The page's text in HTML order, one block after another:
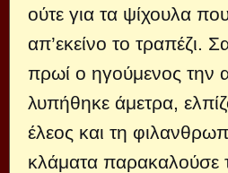
ούτε για τα ψίχουλα
απ’εκείνο το τραπέζι.
πρωί ο ηγούμενος την
λυπήθηκε άμετρα,
έλεος και τη
κλάματα παρακαλούσε